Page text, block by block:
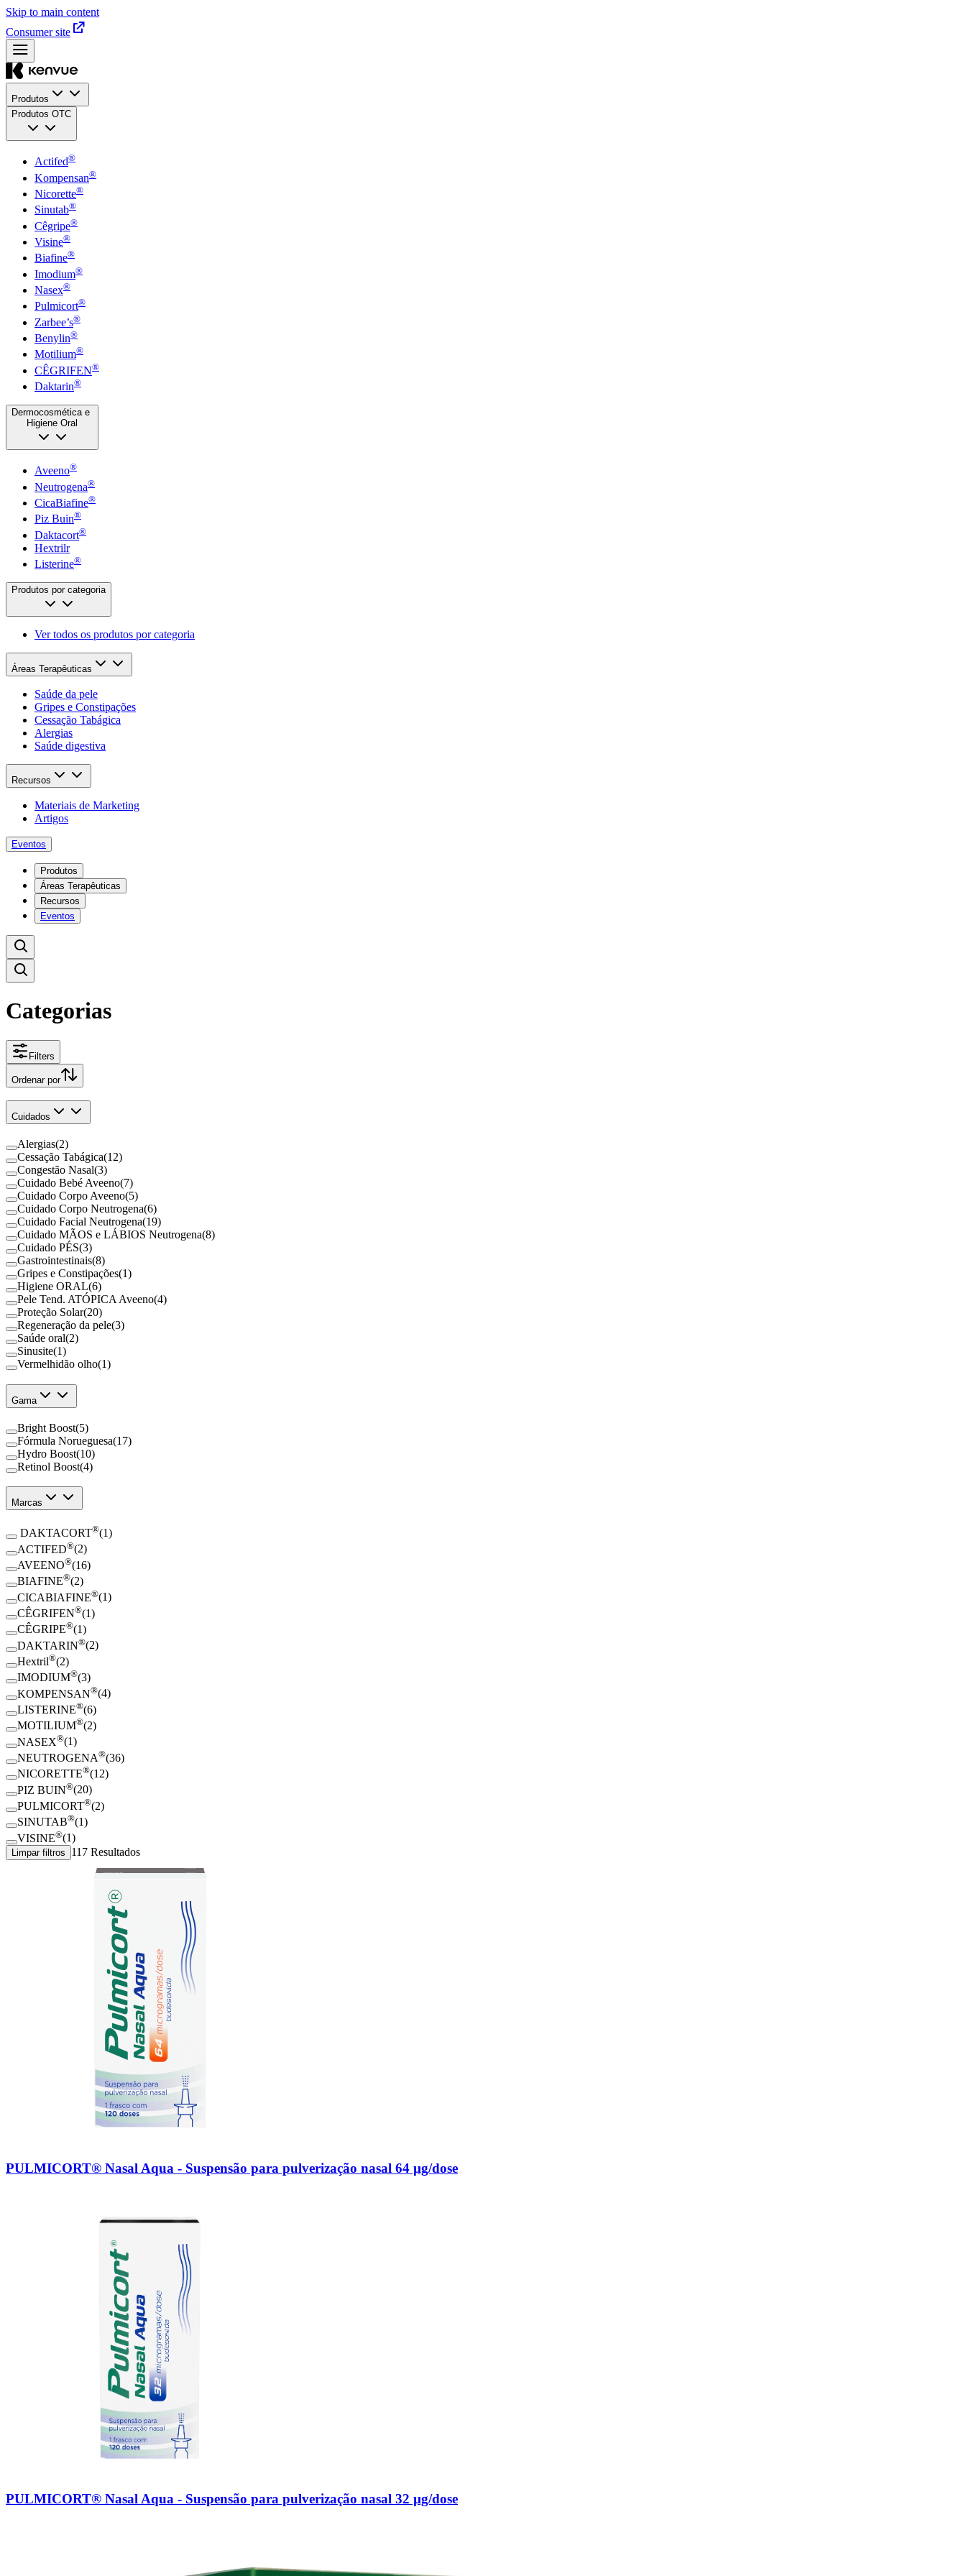
Skip to main content
Consumer site
Produtos
Produtos OTC
Actifed®
Kompensan®
Nicorette®
Sinutab®
Cêgripe®
Visine®
Biafine®
Imodium®
Nasex®
Pulmicort®
Zarbee’s®
Benylin®
Motilium®
CÊGRIFEN®
Daktarin®
Dermocosmética e
Higiene Oral
Aveeno®
Neutrogena®
CicaBiafine®
Piz Buin®
Daktacort®
Hextrilr
Listerine®
Produtos por categoria
Ver todos os produtos por categoria
Áreas Terapêuticas
Saúde da pele
Gripes e Constipações
Cessação Tabágica
Alergias
Saúde digestiva
Recursos
Materiais de Marketing
Artigos
Eventos
Produtos
Áreas Terapêuticas
Recursos
Eventos
Categorias
Filters
Ordenar por
Cuidados
Alergias(2)
Cessação Tabágica(12)
Congestão Nasal(3)
Cuidado Bebé Aveeno(7)
Cuidado Corpo Aveeno(5)
Cuidado Corpo Neutrogena(6)
Cuidado Facial Neutrogena(19)
Cuidado MÃOS e LÁBIOS Neutrogena(8)
Cuidado PÉS(3)
Gastrointestinais(8)
Gripes e Constipações(1)
Higiene ORAL(6)
Pele Tend. ATÓPICA Aveeno(4)
Proteção Solar(20)
Regeneração da pele(3)
Saúde oral(2)
Sinusite(1)
Vermelhidão olho(1)
Gama
Bright Boost(5)
Fórmula Norueguesa(17)
Hydro Boost(10)
Retinol Boost(4)
Marcas
DAKTACORT®(1)
ACTIFED®(2)
AVEENO®(16)
BIAFINE®(2)
CICABIAFINE®(1)
CÊGRIFEN®(1)
CÊGRIPE®(1)
DAKTARIN®(2)
Hextril®(2)
IMODIUM®(3)
KOMPENSAN®(4)
LISTERINE®(6)
MOTILIUM®(2)
NASEX®(1)
NEUTROGENA®(36)
NICORETTE®(12)
PIZ BUIN®(20)
PULMICORT®(2)
SINUTAB®(1)
VISINE®(1)
Limpar filtros 117 Resultados
PULMICORT® Nasal Aqua - Suspensão para pulverização nasal 64 µg/dose
PULMICORT® Nasal Aqua - Suspensão para pulverização nasal 32 µg/dose